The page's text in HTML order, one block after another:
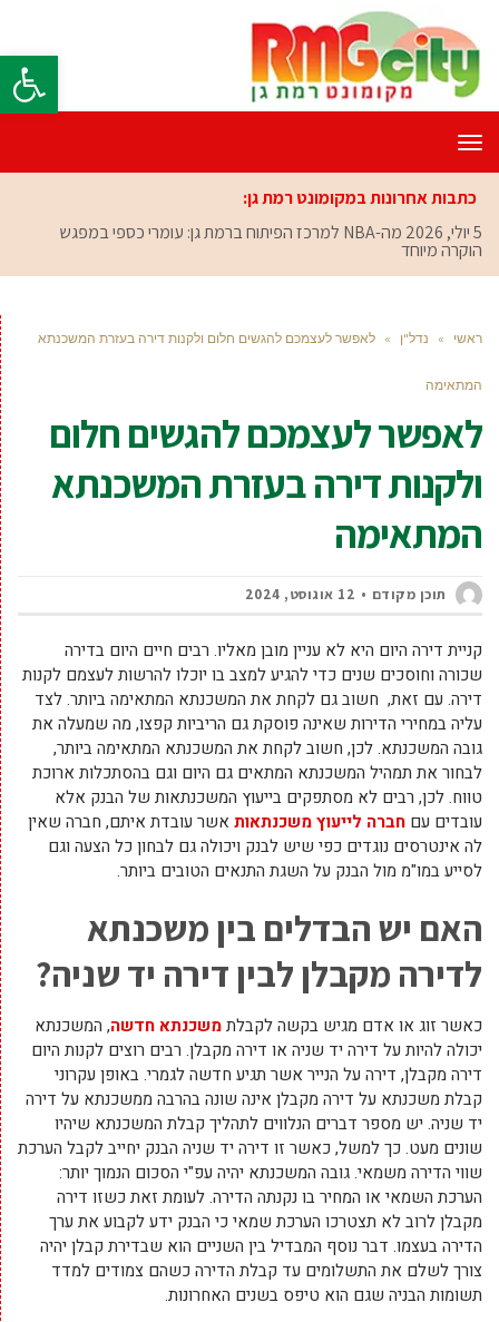
פתח
תפריט
כתבות אחרונות במקומונט רמת גן:
5 יולי, 2026
מה-NBA למרכז הפיתוח ברמת גן: עומרי כספי במפגש
הוקרה מיוחד
ראשי » נדל"ן » לאפשר לעצמכם להגשים חלום ולקנות דירה בעזרת המשכנתא
המתאימה
לאפשר לעצמכם להגשים חלום
ולקנות דירה בעזרת המשכנתא
המתאימה
תוכן מקודם 12 אוגוסט, 2024
קניית דירה היום היא לא עניין מובן מאליו. רבים חיים היום בדירה
שכורה וחוסכים שנים כדי להגיע למצב בו יוכלו להרשות לעצמם לקנות
דירה. עם זאת, חשוב גם לקחת את המשכנתא המתאימה ביותר. לצד
עליה במחירי הדירות שאינה פוסקת גם הריביות קפצו, מה שמעלה את
גובה המשכנתא. לכן, חשוב לקחת את המשכנתא המתאימה ביותר,
לבחור את תמהיל המשכנתא המתאים גם היום וגם בהסתכלות ארוכת
טווח. לכן, רבים לא מסתפקים בייעוץ המשכנתאות של הבנק אלא
עובדים עם חברה לייעוץ משכנתאות אשר עובדת איתם, חברה שאין
לה אינטרסים נוגדים כפי שיש לבנק ויכולה גם לבחון כל הצעה וגם
לסייע במו"מ מול הבנק על השגת התנאים הטובים ביותר.
האם יש הבדלים בין משכנתא
לדירה מקבלן לבין דירה יד שניה?
כאשר זוג או אדם מגיש בקשה לקבלתמשכנתא חדשה, המשכנתא
יכולה להיות על דירה יד שניה או דירה מקבלן. רבים רוצים לקנות היום
דירה מקבלן, דירה על הנייר אשר תגיע חדשה לגמרי. באופן עקרוני
קבלת משכנתא על דירה מקבלן אינה שונה בהרבה ממשכנתא על דירה
יד שניה. יש מספר דברים הנלווים לתהליך קבלת המשכנתא שיהיו
שונים מעט. כך למשל, כאשר זו דירה יד שניה הבנק יחייב לקבל הערכת
שווי הדירה משמאי. גובה המשכנתא יהיה עפ"י הסכום הנמוך יותר:
הערכת השמאי או המחיר בו נקנתה הדירה. לעומת זאת כשזו דירה
מקבלן לרוב לא תצטרכו הערכת שמאי כי הבנק ידע לקבוע את ערך
הדירה בעצמו. דבר נוסף המבדיל בין השניים הוא שבדירת קבלן יהיה
צורך לשלם את התשלומים עד קבלת הדירה כשהם צמודים למדד
תשומות הבניה שגם הוא טיפס בשנים האחרונות.